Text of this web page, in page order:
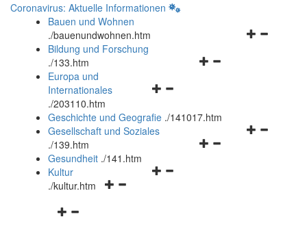
Coronavirus: Aktuelle Informationen
Bauen und Wohnen
./bauenundwohnen.htm
Navigationsmenü
Bildung und Forschung
./133.htm
Navigationsmenü
und
schließen
Europa und
Internationales
./203110.htm
Geschichte und Geografie ./141017.htm
Navigationsmenü
Gesellschaft und Soziales
./139.htm
Navigationsmenü
Gesundheit ./141.htm
Navigationsmenü
Kultur
./kultur.htm
Navigationsmenü